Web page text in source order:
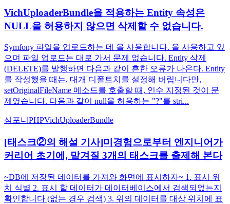
VichUploaderBundle을 적용하는 Entity 속성은
NULL을 허용하지 않으면 삭제할 수 없습니다.
Symfony 파일을 업로드하는 데 을 사용합니다. 을 사용하고 있
으며 파일 업로드는 대로 가서 문제 없습니다. Entity 삭제
(DELETE)를 발행하면 다음과 같이 흔한 오류가 나온다. Entity
를 작성했을 때는, 대개 디폴트치를 설정해 버립니다만,
setOriginalFileName 메소드를 호출할 때, 인수 지정된 것이 문
제였습니다. 다음과 같이 null을 허용하는 "?"를 stri...
심포니 PHPVichUploaderBundle
[태스크②의 해설 기사]미경험으로부터 엔지니어가
커리어 초기에, 맡겨질 3개의 태스크를 출제해 본다
~DB에 저장된 데이터를 가져와 화면에 표시하자~ 1. 표시 위
치 식별 2. 표시 할 데이터가 데이터베이스에서 검색되었는지
확인합니다 (없는 경우 검색) 3. 위의 데이터를 대상 위치에 표